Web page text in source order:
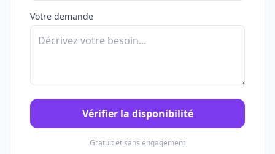
Votre demande
Vérifier la disponibilité
Gratuit et sans engagement